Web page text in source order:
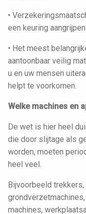
•
een keuring
• Het meest
aantoonbaar veilig
u en uw mensen
helpt te voorkomen.
Welke machines en
De wet is hier heel
die door slijtage als
worden, moeten
heel veel.
Bijvoorbeeld
machines,